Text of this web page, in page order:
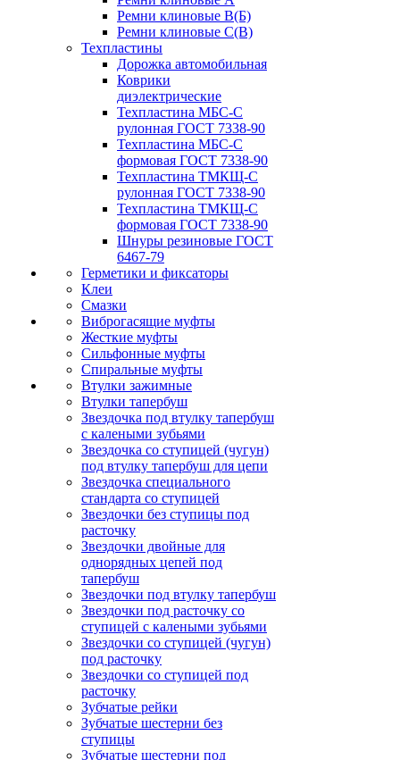
Ремни клиновые В(Б)
Ремни клиновые С(В)
Техпластины
Дорожка автомобильная
Коврики
диэлектрические
Техпластина МБС-С
рулонная ГОСТ 7338-90
Техпластина МБС-С
формовая ГОСТ 7338-90
Техпластина ТМКЩ-С
рулонная ГОСТ 7338-90
Техпластина ТМКЩ-С
формовая ГОСТ 7338-90
Шнуры резиновые ГОСТ
6467-79
Герметики и фиксаторы
Клеи
Смазки
Виброгасящие муфты
Жесткие муфты
Сильфонные муфты
Спиральные муфты
Втулки зажимные
Втулки тапербуш
Звездочка под втулку тапербуш
c калеными зубьями
Звездочка со ступицей (чугун)
под втулку тапербуш для цепи
Звездочка специального
стандарта со ступицей
Звездочки без ступицы под
расточку
Звездочки двойные для
однорядных цепей под
тапербуш
Звездочки под втулку тапербуш
Звездочки под расточку со
ступицей с калеными зубьями
Звездочки со ступицей (чугун)
под расточку
Звездочки со ступицей под
расточку
Зубчатые рейки
Зубчатые шестерни без
ступицы
Зубчатые шестерни под